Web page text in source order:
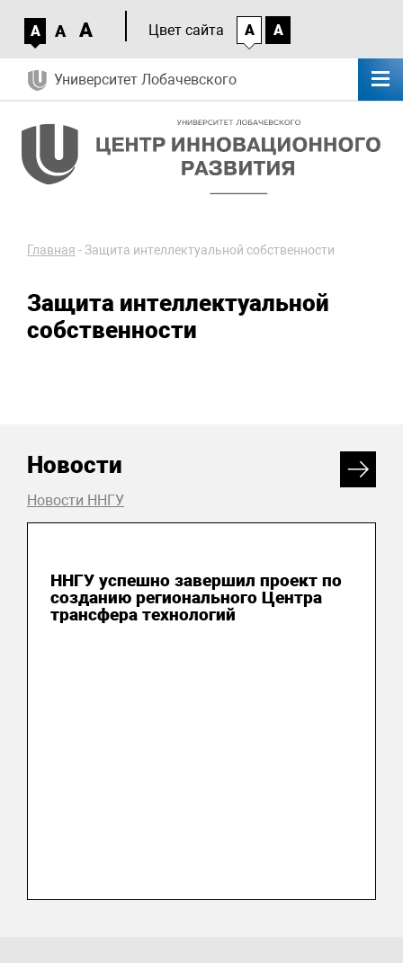
A A A Цвет сайта A A
Университет Лобачевского
Главная -Защита интеллектуальной собственности
Защита интеллектуальной
собственности
Новости
Новости ННГУ
ННГУ успешно завершил проект по
созданию регионального Центра
трансфера технологий